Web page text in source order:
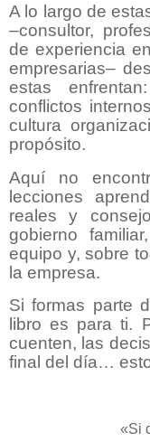
A lo largo de
–consultor,
de experiencia
empresarias–
estas
conflictos
cultura
propósito.
Aquí no
lecciones
reales y
gobierno
equipo y, sobre
la empresa.
Si formas parte
libro es para ti.
cuenten, las
final del día…
«Si